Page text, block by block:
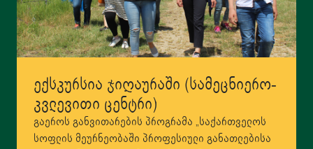
ექსკურსია ჯიღაურაში (სამეცნიერო-
კვლევითი ცენტრი)
გაეროს განვითარების პროგრამა „საქართველოს
სოფლის მეურნეობაში პროფესიული განათლებისა